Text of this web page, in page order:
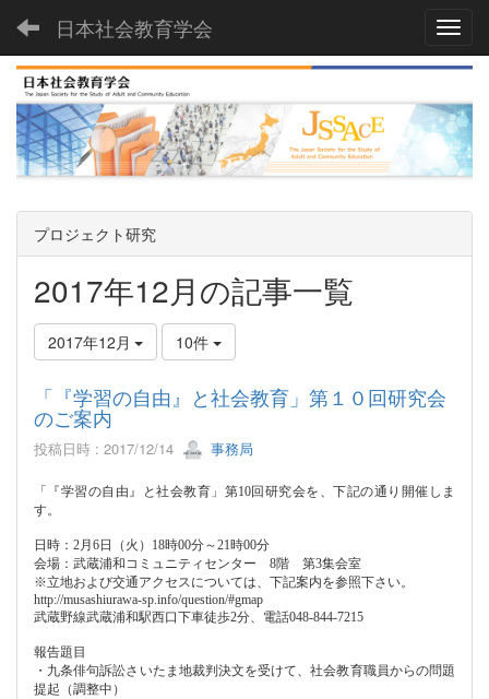
日本社会教育学会
プロジェクト研究
2017年12月の記事一覧
2017年12月 10件
「『学習の自由』と社会教育」第１０回研究会
のご案内
投稿日時 : 2017/12/14 事務局
「『学習の自由』と社会教育」第10回研究会を、下記の通り開催しま
す。
日時： 2月 6日（火） 18時00分～21時00分
会場：武蔵浦和コミュニティセンター 8階 第3集会室
※立地および交通アクセスについては、下記案内を参照下さい。
http://musashiurawa-sp.info/question/#gmap
武蔵野線武蔵浦和駅西口下車徒歩2分、電話048-844-7215
報告題目
・九条俳句訴訟さいたま地裁判決文を受けて、社会教育職員からの問題
提起（調整中）